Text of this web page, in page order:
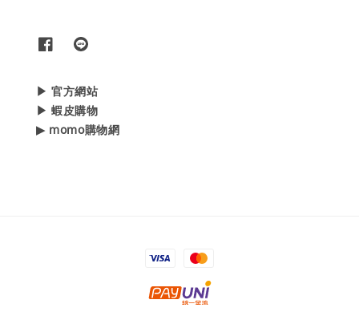
▶ 官方網站
▶ 蝦皮購物
▶ momo購物網